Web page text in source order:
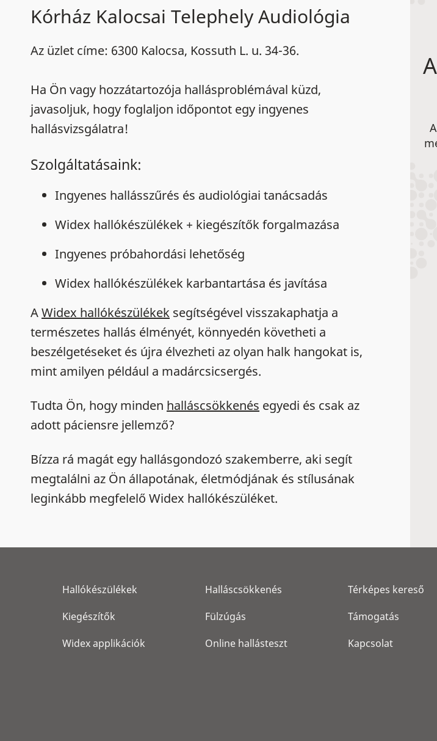
Kórház Kalocsai Telephely Audiológia
Az üzlet címe: 6300 Kalocsa, Kossuth L. u. 34-36.
Ha Ön vagy hozzátartozója hallásproblémával küzd,
javasoljuk, hogy foglaljon időpontot egy ingyenes
hallásvizsgálatra!
Szolgáltatásaink:
Ingyenes hallásszűrés és audiológiai tanácsadás
Widex hallókészülékek + kiegészítők forgalmazása
Ingyenes próbahordási lehetőség
Widex hallókészülékek karbantartása és javítása
AWidex hallókészülékek segítségével visszakaphatja a
természetes hallás élményét, könnyedén követheti a
beszélgetéseket és újra élvezheti az olyan halk hangokat is,
mint amilyen például a madárcsicsergés.
Tudta Ön, hogy minden halláscsökkenés egyedi és csak az
adott páciensre jellemző?
Bízza rá magát egy hallásgondozó szakemberre, aki segít
megtalálni az Ön állapotának, életmódjának és stílusának
leginkább megfelelő Widex hallókészüléket.
Hallókészülékek
Kiegészítők
Widex applikációk
Halláscsökkenés
Fülzúgás
Online hallásteszt
Térképes kereső
Támogatás
Kapcsolat